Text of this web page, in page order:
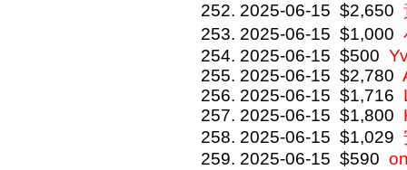
2025-06-15 $2,650
2025-06-15 $1,000
2025-06-15 $500
2025-06-15 $2,780
2025-06-15 $1,716
2025-06-15 $1,800
2025-06-15 $1,029
2025-06-15 $590